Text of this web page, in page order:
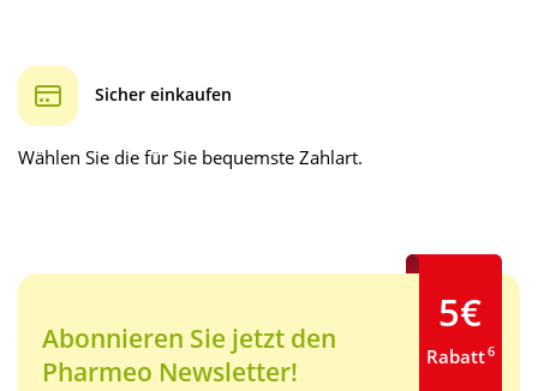
Sicher einkaufen
Wählen Sie die für Sie bequemste Zahlart.
Abonnieren Sie jetzt den
Pharmeo Newsletter!
5€
Rabatt6